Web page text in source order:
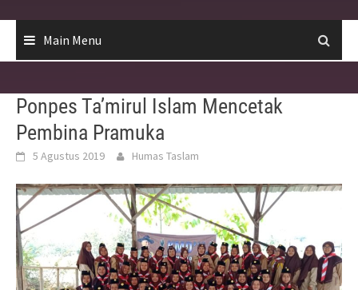
Main Menu
Ponpes Ta’mirul Islam Mencetak
Pembina Pramuka
5 Agustus 2019 Humas Taslam